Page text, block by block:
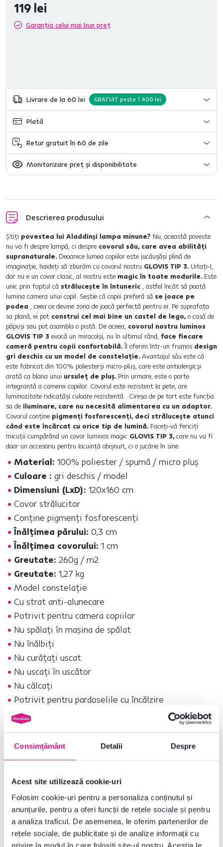
Consimțământ Detalii Despre
Acest site utilizează cookie-uri
Folosim cookie-uri pentru a personaliza conținutul și
anunțurile, pentru a oferi funcții de rețele sociale și pentru
a analiza traficul. De asemenea, le oferim partenerilor de
rețele sociale, de publicitate și de analize informații cu
privire la modul în care folosiți site-ul nostru. Aceștia le
119 lei
Garanția celui mai bun preț
Livrare de la 60 lei GRATUIT peste 1.400 lei
Plată
Retur gratuit în 60 de zile
Monitorizare preț și disponibilitate
Descrierea produsului
Ştiţi povestea lui Aladdinşi lampa minune? Nu, această poveste
nu va fi despre lampă, ci despre covorul său, care avea abilităţi
supranaturale. Deoarece lumea copiilor este jucăuşăşi plină de
imaginaţie, haideţi să zburăm cu covorul nostru GLOVIS TIP 3. Uitaţi-l,
dar nu e un covor clasic, al nostru este magic în toate modurile. Este
unic prin faptul că străluceşte în întuneric , astfel încât să poată
lumina camera unui copil. Seştie că copiii preferă să se joace pe
podea , ceea ce devine zona de joacă perfectă pentru ei. Pe suprafaţa
sa plană, ei pot construi cel mai bine un castel de lego, o casă de
păpuşi sau pot asambla o pistă. De aceea, covorul nostru luminos
GLOVIS TIP 3 evocă un miracolşi, nu în ultimul rând, face fiecare
cameră pentru copii confortabilă.Îl oferim într-un frumos design
gri deschis cu un model de constelaţie. Avantajul său este că
este fabricat din 100% poliesterşi micro-pluş, care este antialergicşi
arată ca blana unui ursuleţ de pluş. Prin urmare, este o parte
integrantă a camerei copiilor. Covorul este rezistent la pete, are
luminozitate ridicatăşi culoare rezistentă . Cireşa de pe tort este funcţia
sa de iluminare, care nu necesită alimentarea cu un adaptor.
Covorul conţine pigmenţi fosforescenţi, deci străluceşte atunci
când este încărcat cu orice tip de lumină. Faceţi-vă fericiţi
micuţii cumpărând un covor luminos magic GLOVIS TIP 3, care nu va fi
doar un accesoriu pentru locuinţă obişnuit, ci o jucărie în sine.
Material: 100% poliester / spumă / micro pluş
Culoare : gri deschis / model
Dimensiuni (LxD): 120x160 cm
Covor strălucitor
Conţine pigmenţi fosforescenţi
Înălţimea părului: 0,3 cm
Înălţimea covorului: 1 cm
Greutate: 260g / m2
Greutate: 1,27 kg
Model constelaţie
Cu strat anti-alunecare
Potrivit pentru camera copiilor
Nu spălaţi în maşina de spălat
Nu înălbiţi
Nu curăţaţi uscat
Nu uscaţi în uscător
Nu călcaţi
Potrivit pentru pardoselile cu încălzire
Toată oferta
(covoare, perneşi pături luminoase) poate fi găsită
în magazinul nostru online.
Materialşi întreţinerea acestuia:
POLIESTER :
suplimentar pentru acreşte moliciunea covoarelor
redus. Suntrezistente la petele solubile în apă, nu absorb
umezeala, sunt moi, durabile, nu se răsucesc, excelează prin
luminozitate ridicatăşi au culori rezistente
Curăţareşi întreţinere: